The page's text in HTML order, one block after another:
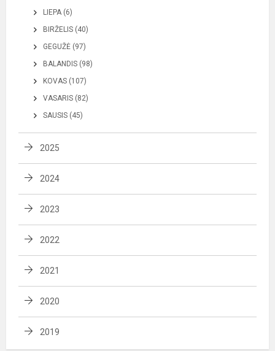
LIEPA (6)
BIRŽELIS (40)
GEGUŽĖ (97)
BALANDIS (98)
KOVAS (107)
VASARIS (82)
SAUSIS (45)
2025
2024
2023
2022
2021
2020
2019